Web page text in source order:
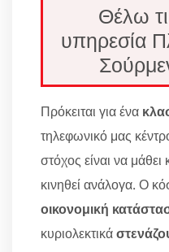
Θέλω
υπηρεσία
Πρόκειται για ένα
τηλεφωνικό μας
στόχος είναι να μάθει
κινηθεί ανάλογα. Ο
οικονομική
κυριολεκτικά